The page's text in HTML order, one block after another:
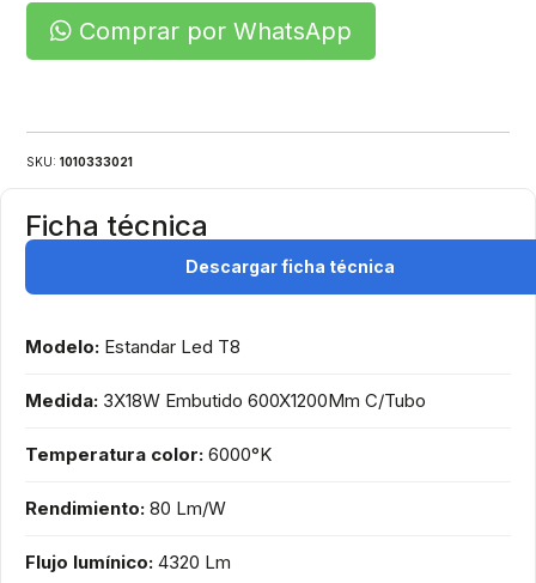
Comprar por WhatsApp
SKU:1010333021
Ficha técnica
Descargar ficha técnica
Modelo: Estandar Led T8
Medida: 3X18W Embutido 600X1200Mm C/Tubo
Temperatura color: 6000°K
Rendimiento: 80 Lm/W
Flujo lumínico: 4320 Lm